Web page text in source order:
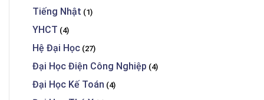
Tiếng Nhật (1)
YHCT (4)
Hệ Đại Học (27)
Đại Học Điện Công Nghiệp (4)
Đại Học Kế Toán (4)